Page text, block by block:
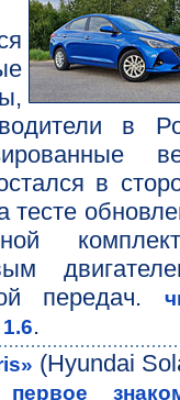
в
в
тесте
передач.
.
(Hyundai